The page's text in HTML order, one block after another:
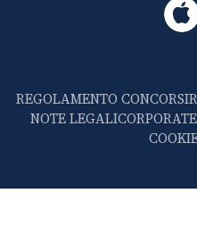
REGOLAMENTO CONCORSI
NOTE LEGALICORPORATE